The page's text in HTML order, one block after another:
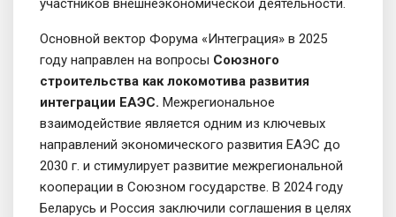
участников внешнеэкономической деятельности.
Основной вектор Форума «Интеграция» в 2025
году направлен на вопросы Союзного
строительства как локомотива развития
интеграции ЕАЭС. Межрегиональное
взаимодействие является одним из ключевых
направлений экономического развития ЕАЭС до
2030 г. и стимулирует развитие межрегиональной
кооперации в Союзном государстве. В 2024 году
Беларусь и Россия заключили соглашения в целях